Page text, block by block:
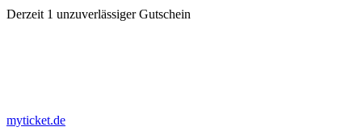
Weitere Reisen Angebote und Rabattcode erhalten Sie aus
Derzeit 1 unzuverlässiger Gutschein
myticket.de